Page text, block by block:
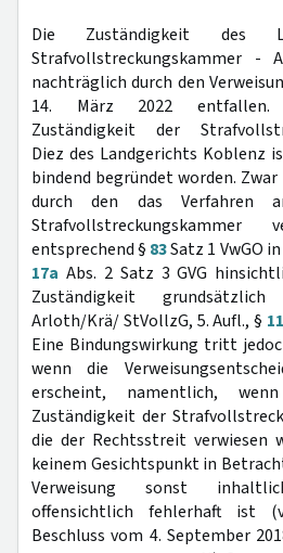
Die Zuständigkeit des
Strafvollstreckungskammer -
nachträglich durch den
14. März 2022
Zuständigkeit der
Diez des Landgerichts Koblenz
bindend begründet worden.
durch den das Verfahren
Strafvollstreckungskammer
entsprechend § 83Satz 1 VwGO
17a Abs. 2 Satz 3 GVG
Zuständigkeit
Arloth/Krä/ StVollzG, 5. Aufl., §
Eine Bindungswirkung tritt
wenn die
erscheint, namentlich,
Zuständigkeit der
die der Rechtsstreit verwiesen
keinem Gesichtspunkt in
Verweisung sonst
offensichtlich fehlerhaft ist
Beschluss vom 4. September